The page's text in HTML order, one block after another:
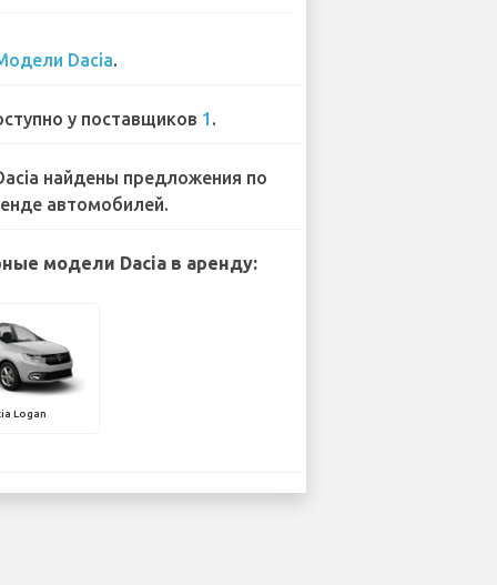
Dacia.
у поставщиков 1 .
найдены предложения по
автомобилей.
модели Dacia в аренду:
Logan